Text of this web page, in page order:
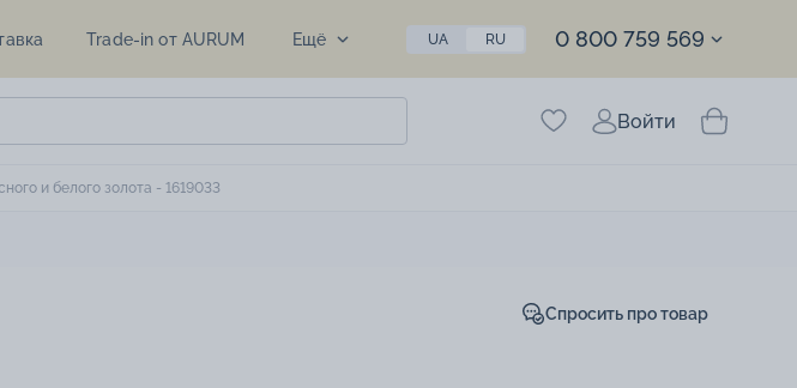
Trade-in от AURUM Ещё UA RU 0 800 759 569
Войти
и белого золота - 1619033
Спросить про товар